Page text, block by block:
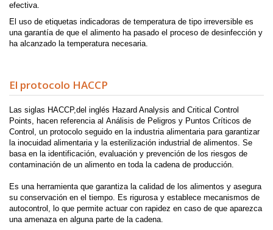
efectiva.
El uso de etiquetas indicadoras de temperatura de tipo irreversible es
una garantía de que el alimento ha pasado el proceso de desinfección y
ha alcanzado la temperatura necesaria.
El protocolo HACCP
Las siglas HACCP,del inglés Hazard Analysis and Critical Control
Points, hacen referencia al Análisis de Peligros y Puntos Críticos de
Control, un protocolo seguido en la industria alimentaria para garantizar
la inocuidad alimentaria y la esterilización industrial de alimentos. Se
basa en la identificación, evaluación y prevención de los riesgos de
contaminación de un alimento en toda la cadena de producción.
Es una herramienta que garantiza la calidad de los alimentos y asegura
su conservación en el tiempo. Es rigurosa y establece mecanismos de
autocontrol, lo que permite actuar con rapidez en caso de que aparezca
una amenaza en alguna parte de la cadena.